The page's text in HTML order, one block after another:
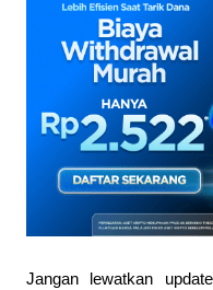
Jangan lewatkan